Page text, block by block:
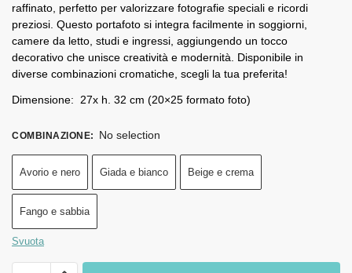
raffinato, perfetto per valorizzare fotografie speciali e ricordi
preziosi. Questo portafoto si integra facilmente in soggiorni,
camere da letto, studi e ingressi, aggiungendo un tocco
decorativo che unisce creatività e modernità. Disponibile in
diverse combinazioni cromatiche, scegli la tua preferita!
Dimensione: 27x h. 32 cm (20×25 formato foto)
COMBINAZIONE: No selection
Avorio e nero Giada e bianco Beige e crema
Fango e sabbia
Svuota